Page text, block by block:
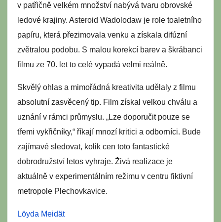
v patřičně velkém množství nabývá tvaru obrovské
ledové krajiny. Asteroid Wadolodaw je role toaletního
papíru, která přezimovala venku a získala difúzní
zvětralou podobu. S malou korekcí barev a škrábanci
filmu ze 70. let to celé vypadá velmi reálně.
Skvělý ohlas a mimořádná kreativita udělaly z filmu
absolutní zasvěcený tip. Film získal velkou chválu a
uznání v rámci průmyslu. „Lze doporučit pouze se
třemi vykřičníky,“ říkají mnozí kritici a odborníci. Bude
zajímavé sledovat, kolik cen toto fantastické
dobrodružství letos vyhraje. Živá realizace je
aktuálně v experimentálním režimu v centru fiktivní
metropole Plechovkavice.
Löyda Meidät